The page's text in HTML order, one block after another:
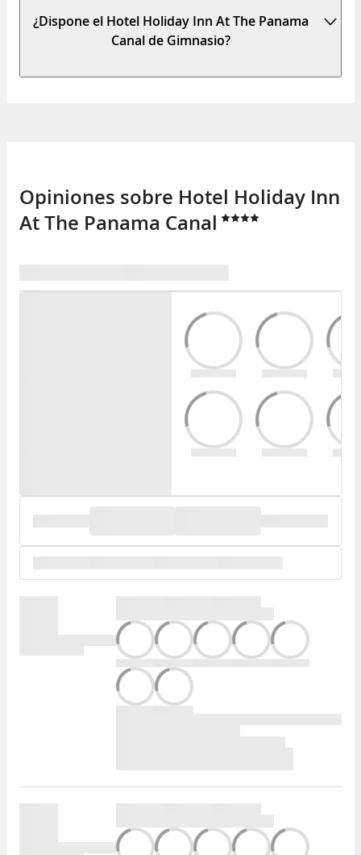
¿Dispone el Hotel Holiday Inn At The Panama
Canal de Gimnasio?
Opiniones sobre Hotel Holiday Inn
At The Panama Canal